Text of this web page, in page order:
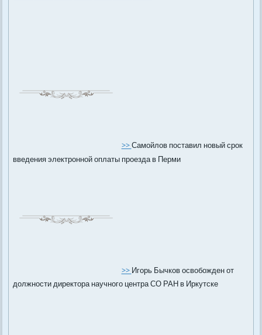
>>Самойлов поставил новый срок
введения электронной оплаты проезда в Перми
>>Игорь Бычков освобожден от
должности директора научного центра СО РАН в Иркутске